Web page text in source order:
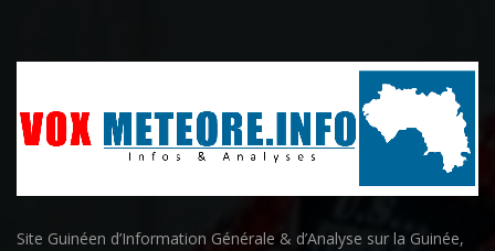
Site Guinéen d’Information Générale & d’Analyse sur la Guinée,